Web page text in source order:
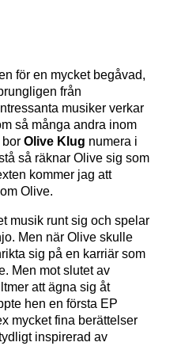
för en mycket begåvad,
från
musiker verkar
så många andra inom
borOlive Klug numera i
så räknar Olive sig som
kommer jag att
Olive.
musik runt sig och spelar
Men när Olive skulle
sig på en karriär som
Men mot slutet av
att ägna sig åt
hen en första EP
mycket fina berättelser
inspirerad av